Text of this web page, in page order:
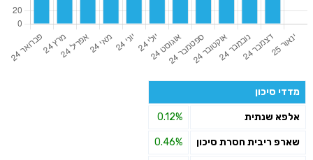
מדדי סיכון
אלפא שנתית 0.12%
שארפ ריבית חסרת סיכון 0.46%